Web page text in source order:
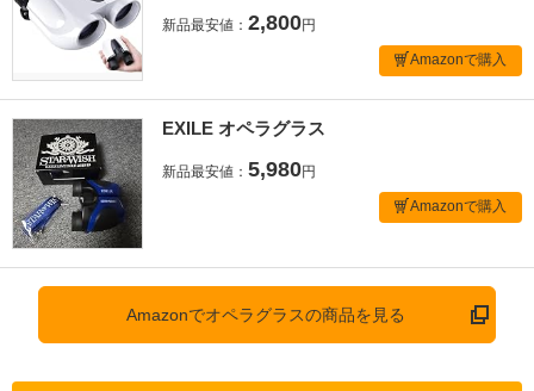
新品最安値： 2,800円
Amazonで購入
EXILE オペラグラス
新品最安値： 5,980円
Amazonで購入
Amazonでオペラグラスの商品を見る